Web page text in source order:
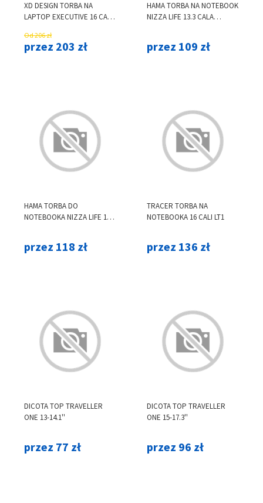
XD DESIGN TORBA NA
LAPTOP EXECUTIVE 16 CALI
Od 206 zł
przez 203 zł
HAMA TORBA NA NOTEBOOK
NIZZA LIFE 13.3 CALA
przez 109 zł
HAMA TORBA DO
NOTEBOOKA NIZZA LIFE 15.6
przez 118 zł
TRACER TORBA NA
NOTEBOOKA 16 CALI LT1
przez 136 zł
DICOTA TOP TRAVELLER
ONE 13-14.1''
przez 77 zł
DICOTA TOP TRAVELLER
ONE 15-17.3''
przez 96 zł